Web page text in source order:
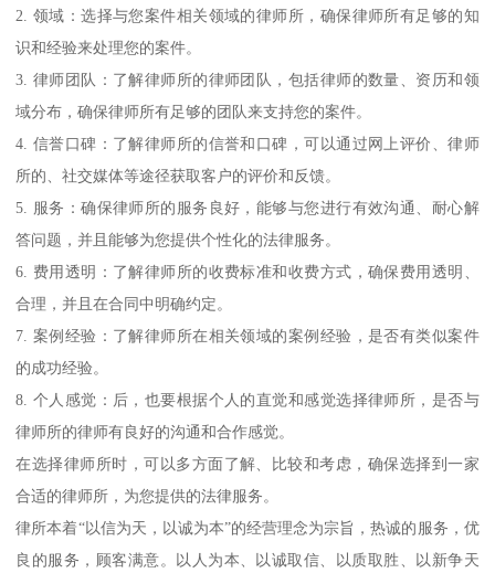
2. 领域：选择与您案件相关领域的律师所，确保律师所有足够的知
识和经验来处理您的案件。
3. 律师团队：了解律师所的律师团队，包括律师的数量、资历和领
域分布，确保律师所有足够的团队来支持您的案件。
4. 信誉口碑：了解律师所的信誉和口碑，可以通过网上评价、律师
所的、社交媒体等途径获取客户的评价和反馈。
5. 服务：确保律师所的服务良好，能够与您进行有效沟通、耐心解
答问题，并且能够为您提供个性化的法律服务。
6. 费用透明：了解律师所的收费标准和收费方式，确保费用透明、
合理，并且在合同中明确约定。
7. 案例经验：了解律师所在相关领域的案例经验，是否有类似案件
的成功经验。
8. 个人感觉：后，也要根据个人的直觉和感觉选择律师所，是否与
律师所的律师有良好的沟通和合作感觉。
在选择律师所时，可以多方面了解、比较和考虑，确保选择到一家
合适的律师所，为您提供的法律服务。
律所本着“以信为天，以诚为本”的经营理念为宗旨，热诚的服务，优
良的服务，顾客满意。以人为本、以诚取信、以质取胜、以新争天